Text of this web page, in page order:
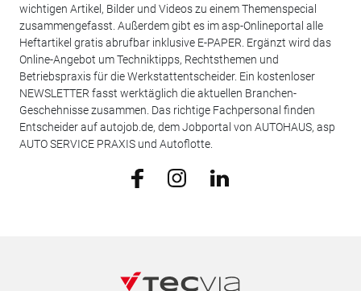
wichtigen Artikel, Bilder und Videos zu einem Themenspecial
zusammengefasst. Außerdem gibt es im asp-Onlineportal alle
Heftartikel gratis abrufbar inklusive E-PAPER. Ergänzt wird das
Online-Angebot um Techniktipps, Rechtsthemen und
Betriebspraxis für die Werkstattentscheider. Ein kostenloser
NEWSLETTER fasst werktäglich die aktuellen Branchen-
Geschehnisse zusammen. Das richtige Fachpersonal finden
Entscheider auf autojob.de, dem Jobportal von AUTOHAUS, asp
AUTO SERVICE PRAXIS und Autoflotte.